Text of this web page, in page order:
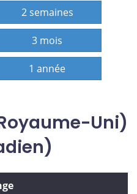
2 semaines
3 mois
1 année
Uni)